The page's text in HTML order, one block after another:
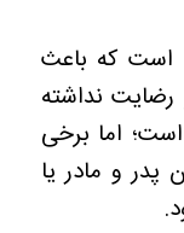
است که باعث
نداشته
اما برخی
پدر و مادر یا